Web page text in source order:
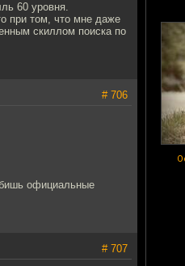
60 уровня.
при том, что мне даже
скиллом поиска по
# 706
официальные
# 707